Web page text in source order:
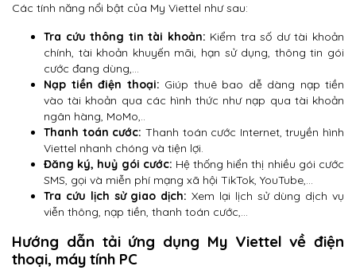
Các tính năng nổi bật của My Viettel như sau:
Tra cứu thông tin tài khoản: Kiểm tra số dư tài khoản
chính, tài khoản khuyến mãi, hạn sử dụng, thông tin gói
cước đang dùng,…
Nạp tiền điện thoại: Giúp thuê bao dễ dàng nạp tiền
vào tài khoản qua các hình thức như nạp qua tài khoản
ngân hàng, MoMo,..
Thanh toán cước: Thanh toán cước Internet, truyền hình
Viettel nhanh chóng và tiện lợi.
Đăng ký, huỷ gói cước: Hệ thống hiển thị nhiều gói cước
SMS, gọi và miễn phí mạng xã hội TikTok, YouTube,…
Tra cứu lịch sử giao dịch: Xem lại lịch sử dùng dịch vụ
viễn thông, nạp tiền, thanh toán cước,…
Hướng dẫn tải ứng dụng My Viettel về điện
thoại, máy tính PC